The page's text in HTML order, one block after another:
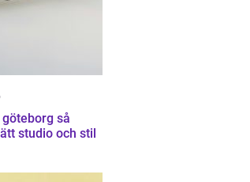
så
studio och stil